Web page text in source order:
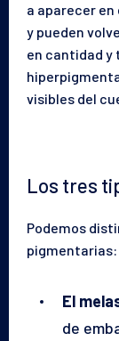
a aparecer en
y pueden
en cantidad y
visibles del
Los tres
Podemos
pigmentarias:
El
de